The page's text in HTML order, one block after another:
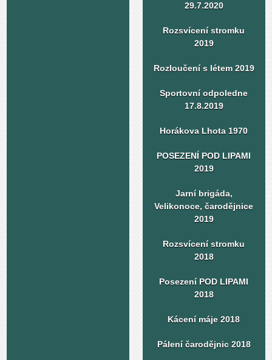
29.7.2020
Rozsvícení stromku
2019
Rozloučení s létem 2019
Sportovní odpoledne
17.8.2019
Horákova Lhota 1970
POSEZENÍ POD LIPAMI
2019
Jarní brigáda,
Velikonoce, čarodějnice
2019
Rozsvícení stromku
2018
Posezení POD LIPAMI
2018
Kácení máje 2018
Pálení čarodějnic 2018